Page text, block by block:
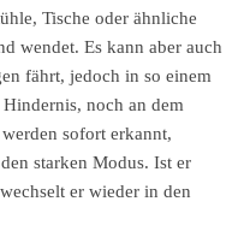
Tische oder ähnliche
wendet. Es kann aber auch
fährt, jedoch in so einem
noch an dem
sofort erkannt,
starken Modus. Ist er
er wieder in den